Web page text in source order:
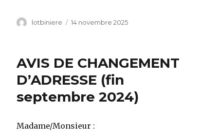
Auteur
lotbiniere
Publié
14 novembre 2025
AVIS DE CHANGEMENT
D’ADRESSE (fin
septembre 2024)
Madame/Monsieur :